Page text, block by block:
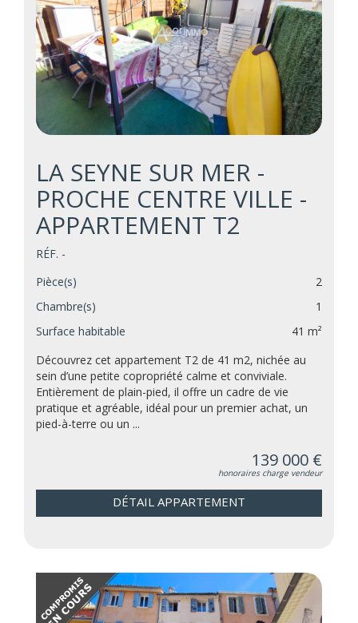
LA SEYNE SUR MER -
PROCHE CENTRE VILLE -
APPARTEMENT T2
RÉF. -
Pièce(s)
2
Chambre(s)
1
Surface habitable
41 m²
Découvrez cet appartement T2 de 41 m2, nichée au
sein d’une petite copropriété calme et conviviale.
Entièrement de plain-pied, il offre un cadre de vie
pratique et agréable, idéal pour un premier achat, un
pied-à-terre ou un ...
139 000 €
honoraires charge vendeur
DÉTAIL APPARTEMENT